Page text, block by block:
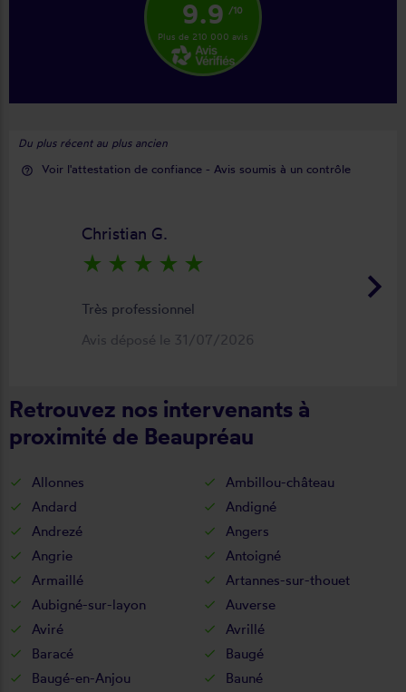
9.9 /10
Plus de 210 000 avis
Du plus récent au plus ancien
help_outline Voir l'attestation de confiance - Avis soumis à un contrôle
keyboard_arrow_right
Christian G.
star_rate star_rate star_rate star_rate star_rate
Très professionnel
Avis déposé le 31/07/2026
Retrouvez nos intervenants à
proximité de Beaupréau
Allonnes
Ambillou-château
Andard
Andigné
Andrezé
Angers
Angrie
Antoigné
Armaillé
Artannes-sur-thouet
Aubigné-sur-layon
Auverse
Aviré
Avrillé
Baracé
Baugé
Baugé-en-Anjou
Bauné